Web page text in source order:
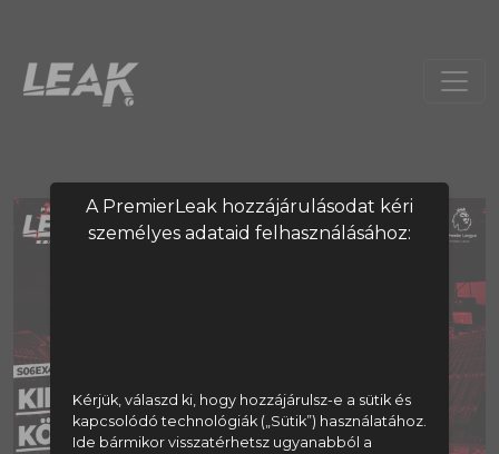
A PremierLeak hozzájárulásodat kéri
személyes adataid felhasználásához:
Kérjük, válaszd ki, hogy hozzájárulsz-e a sütik és
kapcsolódó technológiák („Sütik”) használatához.
Ide bármikor visszatérhetsz ugyanabból a